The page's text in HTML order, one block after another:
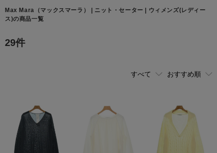
Max Mara （マックスマーラ）
| ニット・セーター | ウィメンズ(レディー
ス)の商品一覧
29件